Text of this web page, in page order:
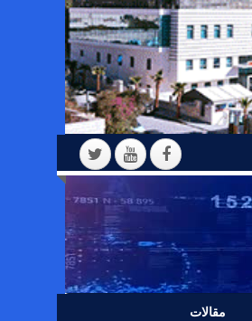
مقالات